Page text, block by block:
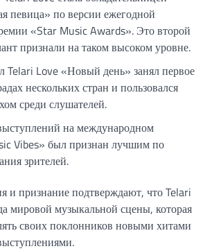
певица» по версии ежегодной
«Star Music Awards». Это второй
признали на таком высоком уровне.
Telari Love «Новый день» занял первое
нескольких стран и пользовался
среди слушателей.
на международном
Vibes» был признан лучшим по
зрителей.
и признание подтверждают, что Telari
мировой музыкальной сцены, которая
своих поклонников новыми хитами